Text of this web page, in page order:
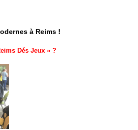
à Reims !
Dés Jeux » ?